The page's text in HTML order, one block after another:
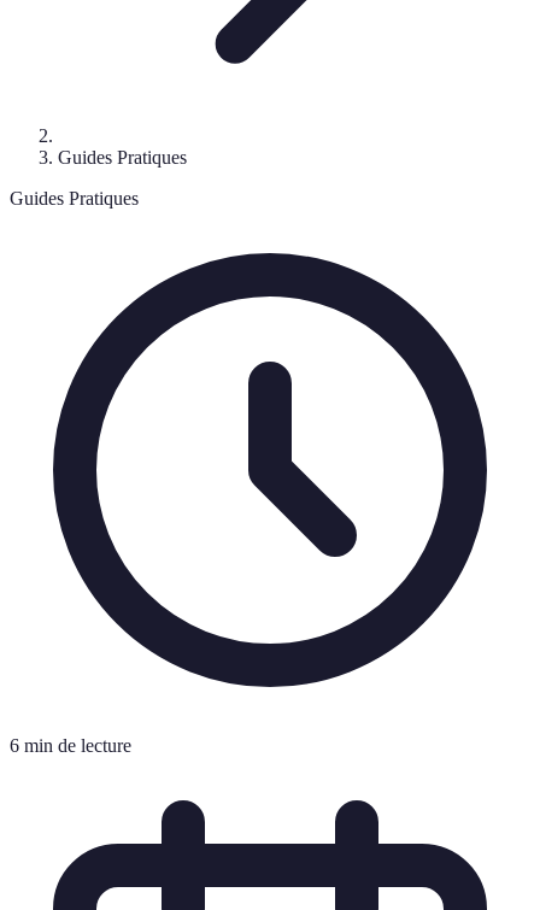
Guides Pratiques
Guides Pratiques
6 min de lecture